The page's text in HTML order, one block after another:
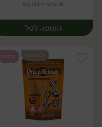
14.90 ₪ ל-100 גרם
הוספה לסל
ללא גלוטן טבעוני